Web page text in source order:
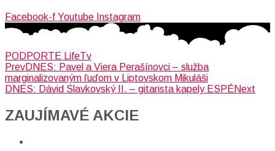
Facebook-f Youtube Instagram
PODPORTE LifeTv
PrevDNES: Pavel a Viera Perašínovci – služba
marginalizovaným ľuďom v Liptovskom Mikuláši
DNES: Dávid Slavkovský II. – gitarista kapely ESPÉNext
ZAUJÍMAVÉ AKCIE​